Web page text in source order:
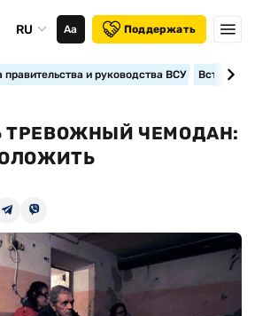
RU Аа Поддержать
правительства и руководства ВСУ
ТРЕВОЖНЫЙ ЧЕМОДАН: